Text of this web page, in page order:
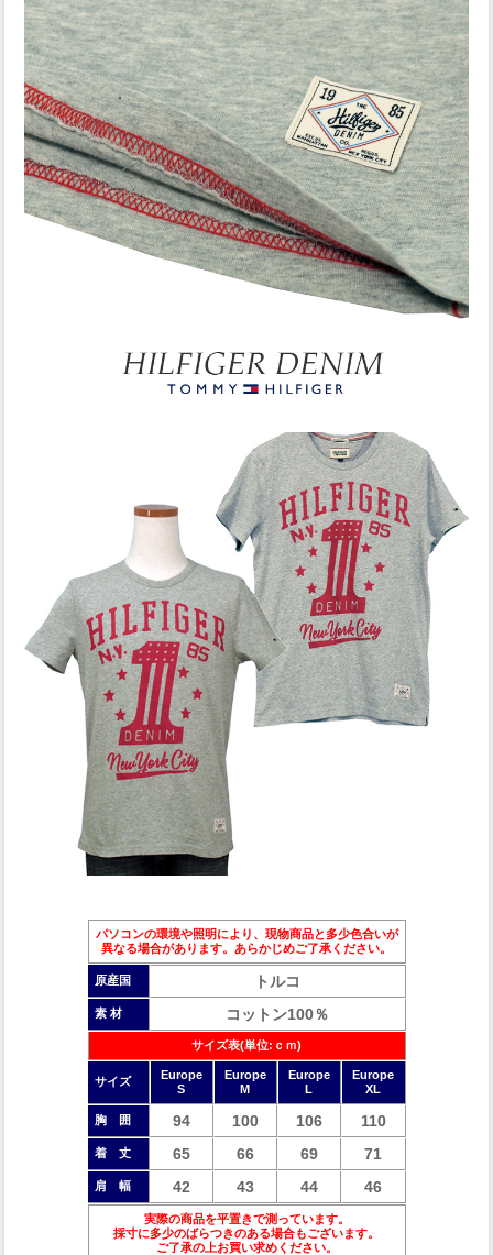
パソコンの環境や照明により、現物商品と多少色合いが
異なる場合があります。あらかじめご了承ください。
原産国 トルコ
素 材 コットン100％
サイズ表(単位:ｃｍ)
サイズ
Europe
S
Europe
M
Europe
L
Europe
XL
胸 囲 94 100 106 110
着 丈 65 66 69 71
肩 幅 42 43 44 46
実際の商品を平置きで測っています。
採寸に多少のばらつきのある場合もございます。
ご了承の上お買い求めください。